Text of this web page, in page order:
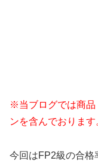
※当ブログでは商品
ンを含んでおります
今回はFP2級の合格